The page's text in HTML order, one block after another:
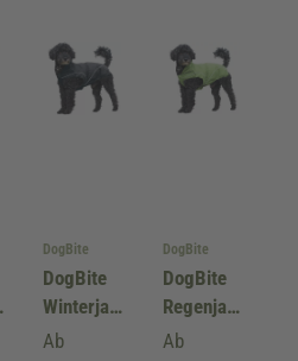
DogBite
DogBite
Winterjac
ke,
Ab
DogBite
DogBite
Regenjac
ke, Farbe:
Ab